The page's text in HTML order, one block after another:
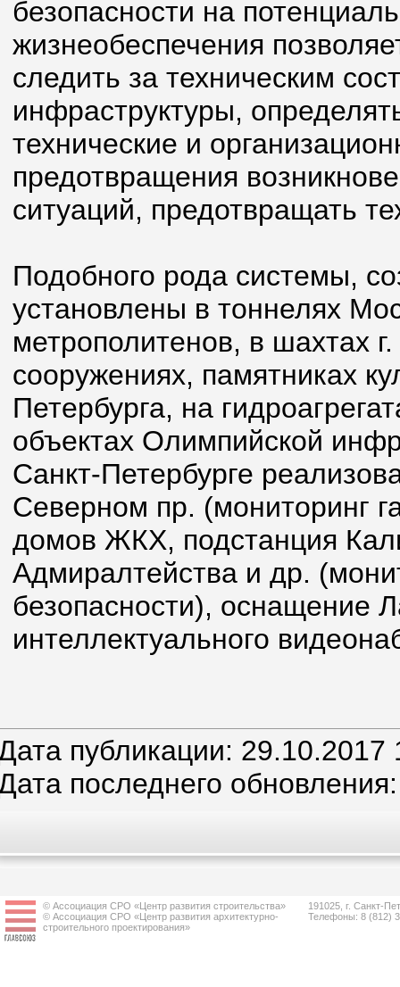
безопасности на
жизнеобеспечения
следить за техническим
инфраструктуры,
технические и
предотвращения
ситуаций, предотвращать
Подобного рода системы,
установлены в тоннелях
метрополитенов, в шахтах
сооружениях, памятниках
Петербурга, на
объектах Олимпийской
Санкт-Петербурге
Северном пр. (мониторинг
домов ЖКХ, подстанция
Адмиралтейства и др.
безопасности), оснащение
интеллектуального
публикации: 29.10.2017
последнего
© Ассоциация СРО «Центр развития строительства»
© Ассоциация СРО «Центр развития архитектурно-
строительного проектирования»
191025, г. Санкт-
Телефоны: 8 (812)